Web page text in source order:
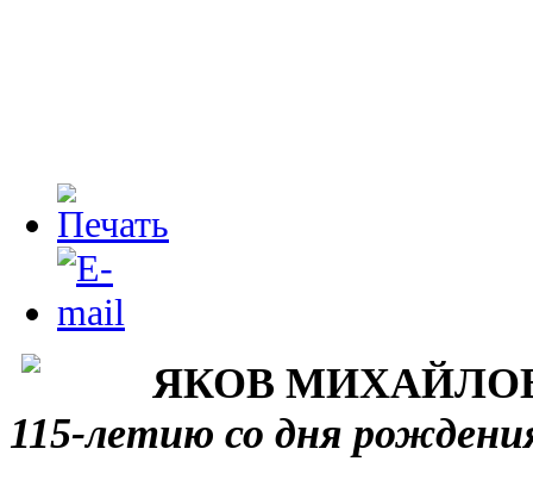
ЯКОВ
115-летию со дня